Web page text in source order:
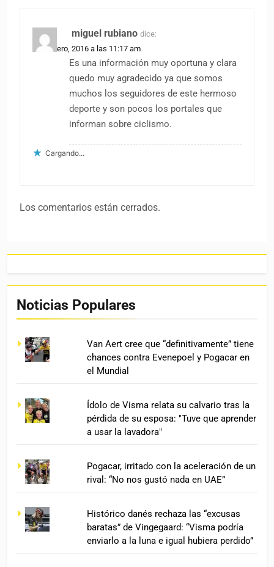
miguel rubiano dice:
29 febrero, 2016 a las 11:17 am
Es una información muy oportuna y clara
quedo muy agradecido ya que somos
muchos los seguidores de este hermoso
deporte y son pocos los portales que
informan sobre ciclismo.
Cargando...
Los comentarios están cerrados.
Noticias Populares
Van Aert cree que “definitivamente” tiene
chances contra Evenepoel y Pogacar en
el Mundial
Ídolo de Visma relata su calvario tras la
pérdida de su esposa: "Tuve que aprender
a usar la lavadora"
Pogacar, irritado con la aceleración de un
rival: “No nos gustó nada en UAE”
Histórico danés rechaza las “excusas
baratas” de Vingegaard: “Visma podría
enviarlo a la luna e igual hubiera perdido”